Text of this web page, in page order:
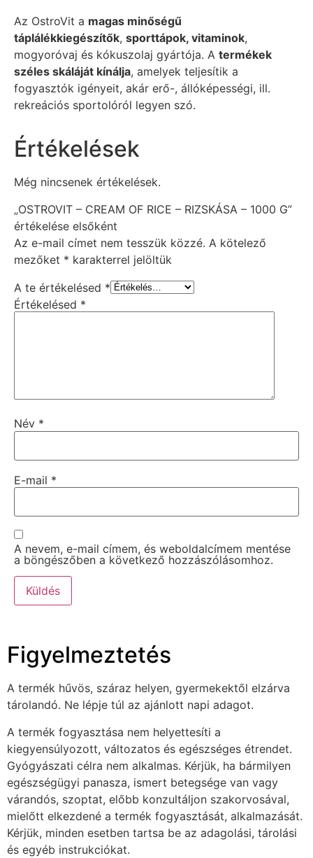
Az OstroVit a magas minőségű
táplálékkiegészítők, sporttápok, vitaminok,
mogyoróvaj és kókuszolaj gyártója. A termékek
széles skáláját kínálja, amelyek teljesítik a
fogyasztók igényeit, akár erő-, állóképességi, ill.
rekreációs sportolóról legyen szó.
Értékelések
Még nincsenek értékelések.
„OSTROVIT – CREAM OF RICE – RIZSKÁSA – 1000 G”
értékelése elsőként
Az e-mail címet nem tesszük közzé. A kötelező
mezőket * karakterrel jelöltük
A te értékelésed *
Értékelésed *
Név *
E-mail *
A nevem, e-mail címem, és weboldalcímem mentése
a böngészőben a következő hozzászólásomhoz.
Figyelmeztetés
A termék hűvös, száraz helyen, gyermekektől elzárva
tárolandó. Ne lépje túl az ajánlott napi adagot.
A termék fogyasztása nem helyettesíti a
kiegyensúlyozott, változatos és egészséges étrendet.
Gyógyászati célra nem alkalmas. Kérjük, ha bármilyen
egészségügyi panasza, ismert betegsége van vagy
várandós, szoptat, előbb konzultáljon szakorvosával,
mielőtt elkezdené a termék fogyasztását, alkalmazását.
Kérjük, minden esetben tartsa be az adagolási, tárolási
és egyéb instrukciókat.